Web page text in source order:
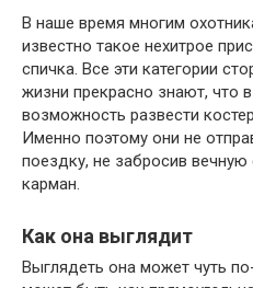
В наше время многим
известно такое нехитрое
спичка. Все эти категории
жизни прекрасно знают, что
возможность развести
Именно поэтому они не
поездку, не забросив вечную
карман.
Как она выглядит
Выглядеть она может чуть